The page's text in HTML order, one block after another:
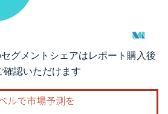
利用にはCC BY 4.0の表示が必要です。
グメントシェアはレポート購入後
確認いただけます